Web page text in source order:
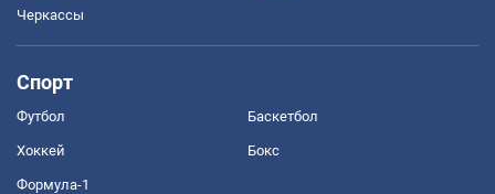
Черкассы
Спорт
Футбол Баскетбол
Хоккей Бокс
Формула-1